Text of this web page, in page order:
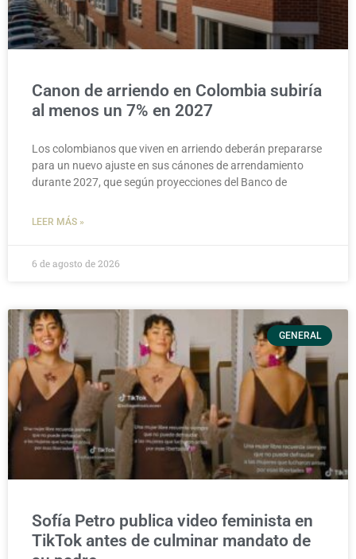
Canon de arriendo en Colombia subiría
al menos un 7% en 2027
Los colombianos que viven en arriendo deberán prepararse
para un nuevo ajuste en sus cánones de arrendamiento
durante 2027, que según proyecciones del Banco de
LEER MÁS »
6 de agosto de 2026
GENERAL
Sofía Petro publica video feminista en
TikTok antes de culminar mandato de